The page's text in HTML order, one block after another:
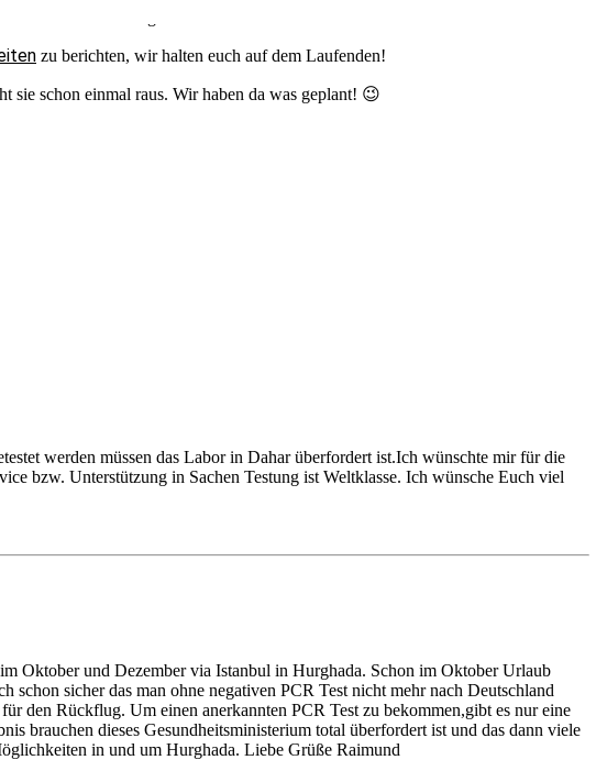
noch nicht fündig.
zu berichten, wir halten euch auf dem Laufenden!
sie schon einmal raus. Wir haben da was geplant! 😉
werden müssen das Labor in Dahar überfordert ist.Ich wünschte mir für die
bzw. Unterstützung in Sachen Testung ist Weltklasse. Ich wünsche Euch viel
Oktober und Dezember via Istanbul in Hurghada. Schon im Oktober Urlaub
sicher das man ohne negativen PCR Test nicht mehr nach Deutschland
den Rückflug. Um einen anerkannten PCR Test zu bekommen,gibt es nur eine
brauchen dieses Gesundheitsministerium total überfordert ist und das dann viele
in und um Hurghada. Liebe Grüße Raimund